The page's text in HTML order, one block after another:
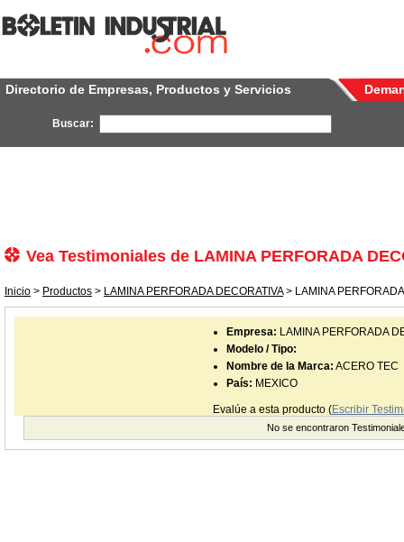
Directorio de Empresas, Productos y Servicios
Buscar:
Vea Testimoniales de LAMINA PERFORADA
Inicio > Productos > LAMINA PERFORADA DECORATIVA> LAMINA
Empresa: LAMINA PERFORADA
Modelo / Tipo:
Nombre de la Marca: ACERO TEC
País: MEXICO
Evalúe a esta producto (Escribir
No se encontraron